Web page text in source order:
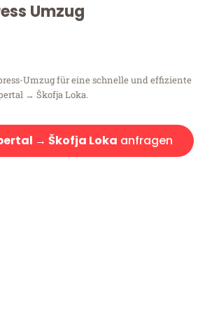
Umzug
Umzug für eine schnelle und effiziente
→ Škofja Loka.
→ Škofja Loka anfragen